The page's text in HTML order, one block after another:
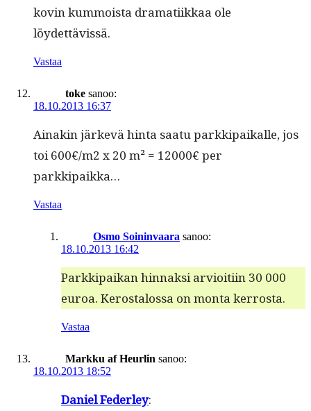
kovin kum­moista dra­mati­ikkaa ole
löydettävissä.
Vastaa
toke sanoo:
18.10.2013 16:37
Ainakin järkevä hin­ta saatu parkkipaikalle, jos
toi 600€/m2 x 20 m² = 12000€ per
parkkipaikka…
Vastaa
Osmo Soininvaara sanoo:
18.10.2013 16:42
Parkkipaikan hin­naksi arvioiti­in 30 000
euroa. Kerostalos­sa on mon­ta kerrosta.
Vastaa
Markku af Heurlin sanoo:
18.10.2013 18:52
Daniel Fed­er­ley: